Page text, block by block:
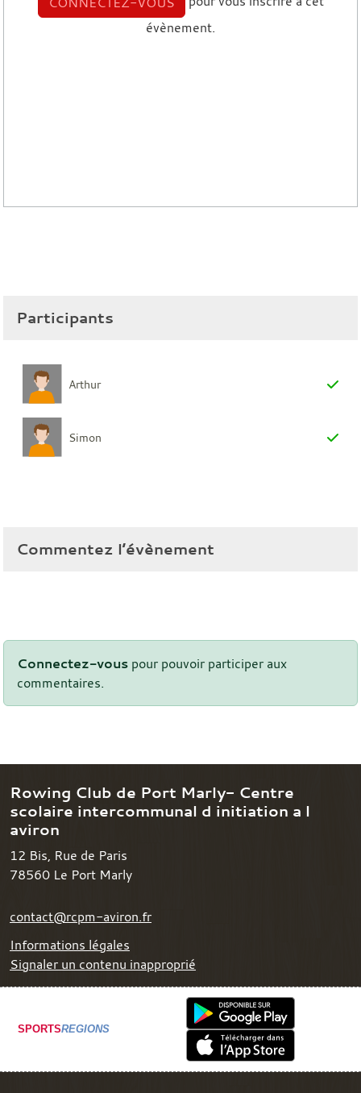
évènement.
Participants
Arthur
Simon
Commentez l’évènement
Connectez-vous pour pouvoir participer aux
commentaires.
Rowing Club de Port Marly- Centre
scolaire intercommunal d initiation a l
aviron
12 Bis, Rue de Paris
78560 Le Port Marly
contact@rcpm-aviron.fr
Informations légales
Signaler un contenu inapproprié
SPORTSREGIONS